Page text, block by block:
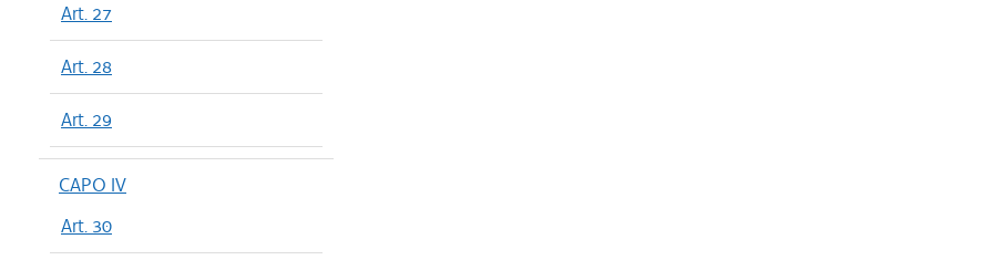
Art. 27
Art. 28
Art. 29
CAPO IV
Art. 30